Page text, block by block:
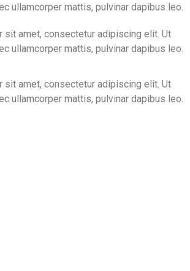
ullamcorper mattis, pulvinar dapibus leo.
sit amet, consectetur adipiscing elit. Ut
ullamcorper mattis, pulvinar dapibus leo.
sit amet, consectetur adipiscing elit. Ut
ullamcorper mattis, pulvinar dapibus leo.